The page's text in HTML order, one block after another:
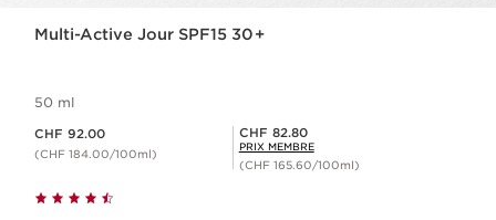
Multi-Active Jour SPF15 30+
50 ml
CHF 92.00
(CHF 184.00/100ml)
Prix Sérénité CHF 82.80
CHF 82.80
PRIX MEMBRE
(CHF 165.60/100ml)